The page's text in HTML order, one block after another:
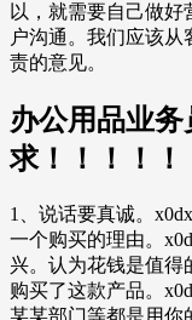
以，就需要自己做
户沟通。我们应该
责的意见。
办公用品业
求！！！！！
1、说话要真诚。
一个购买的理由。
兴。认为花钱是值得
购买了这款产品。